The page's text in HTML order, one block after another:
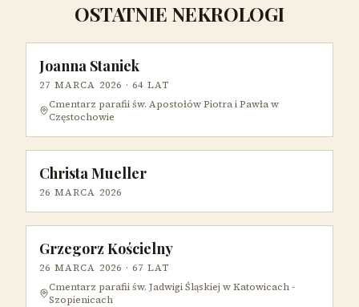
OSTATNIE NEKROLOGI
Joanna Staniek
27 MARCA 2026 · 64 LAT
Cmentarz parafii św. Apostołów Piotra i Pawła w
Częstochowie
Christa Mueller
26 MARCA 2026
Grzegorz Kościelny
26 MARCA 2026 · 67 LAT
Cmentarz parafii św. Jadwigi Śląskiej w Katowicach -
Szopienicach